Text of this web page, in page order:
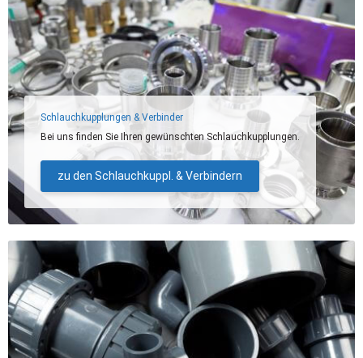
Schlauchkupplungen & Verbinder
Bei uns finden Sie Ihren gewünschten Schlauchkupplungen.
zu den Schlauchkuppl. & Verbindern